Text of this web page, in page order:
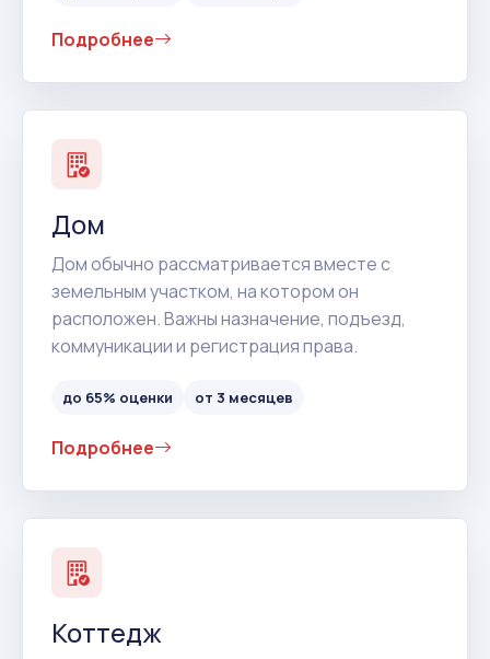
Подробнее
Дом
Дом обычно рассматривается вместе с
земельным участком, на котором он
расположен. Важны назначение, подъезд,
коммуникации и регистрация права.
до 65% оценки от 3 месяцев
Подробнее
Коттедж